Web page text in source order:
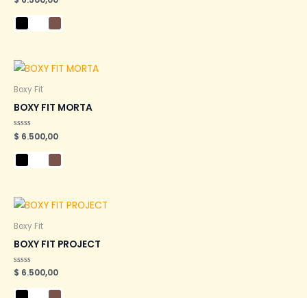
en
0
de
5
Boxy Fit
BOXY FIT MORTA
Valorado
en
0
de
5
$ 6.500,00
Boxy Fit
BOXY FIT PROJECT
Valorado
en
0
de
$ 6.500,00